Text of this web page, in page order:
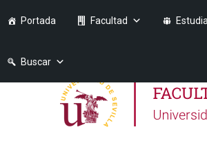
Portada Facultad
Buscar